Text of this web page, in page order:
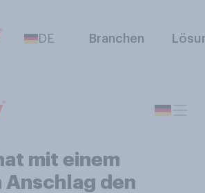
DE Branchen
mit einem
den